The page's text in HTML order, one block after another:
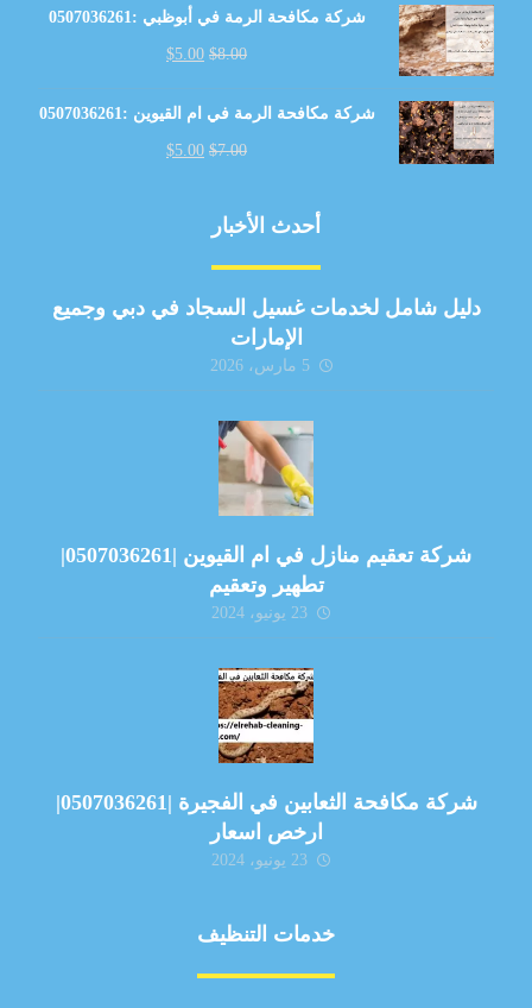
شركة مكافحة الرمة في أبوظبي :0507036261
$8.00
$5.00
شركة مكافحة الرمة في ام القيوين :0507036261
$7.00
$5.00
أحدث الأخبار
دليل شامل لخدمات غسيل السجاد في دبي وجميع
الإمارات
5 مارس، 2026
شركة تعقيم منازل في ام القيوين |0507036261|
تطهير وتعقيم
23 يونيو، 2024
شركة مكافحة الثعابين في الفجيرة |0507036261|
ارخص اسعار
23 يونيو، 2024
خدمات التنظيف